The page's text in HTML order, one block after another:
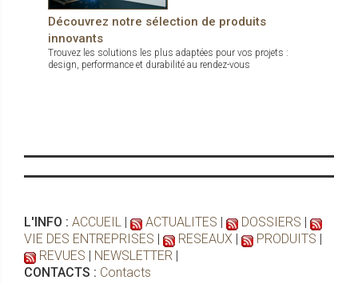
Découvrez notre sélection de produits
innovants
Trouvez les solutions les plus adaptées pour vos projets :
design, performance et durabilité au rendez-vous
L'INFO : ACCUEIL | ACTUALITES | DOSSIERS |
VIE DES ENTREPRISES | RESEAUX | PRODUITS |
REVUES | NEWSLETTER |
CONTACTS : Contacts